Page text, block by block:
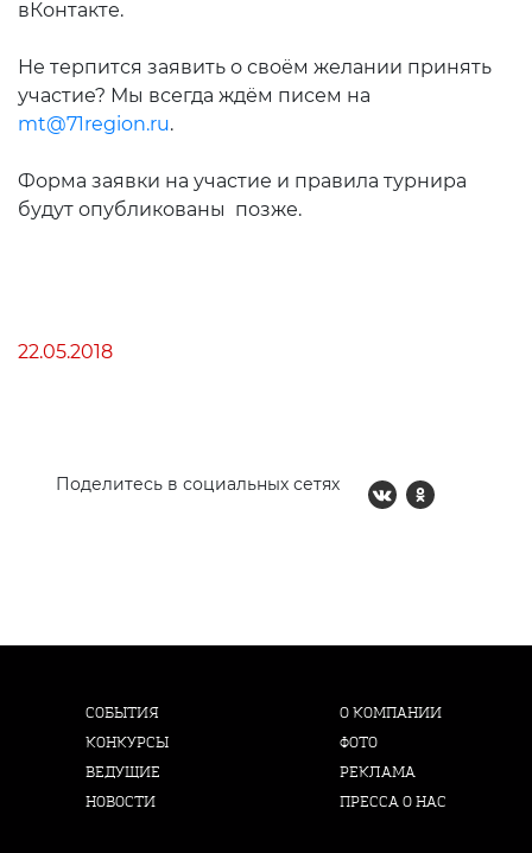
вКонтакте.
Не терпится заявить о своём желании принять
участие? Мы всегда ждём писем на
mt@71region.ru.
Форма заявки на участие и правила турнира
будут опубликованы позже.
22.05.2018
Поделитесь в социальных сетях
СОБЫТИЯ
КОНКУРСЫ
ВЕДУЩИЕ
НОВОСТИ
О КОМПАНИИ
ФОТО
РЕКЛАМА
ПРЕССА О НАС